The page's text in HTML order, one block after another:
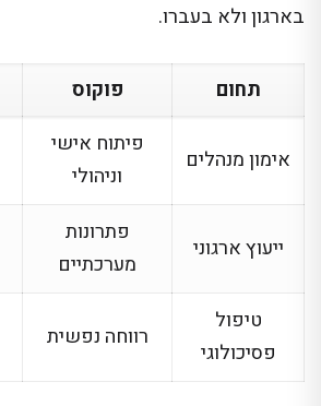
בארגון ולא בעברו.
תחום פוקוס
אימון מנהלים
פיתוח אישי
וניהולי
ייעוץ ארגוני
פתרונות
מערכתיים
טיפול
פסיכולוגי
רווחה נפשית